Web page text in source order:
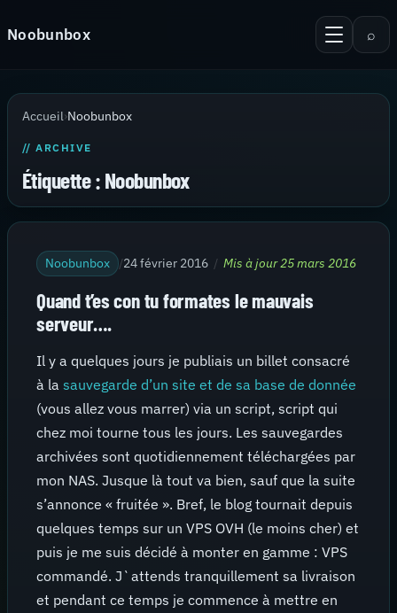
Noobunbox
Android
Serveur
Thèmes pour PuTTy
Contact
Recherche
⌕
Accueil›Noobunbox
// ARCHIVE
Étiquette :Noobunbox
Noobunbox /24 février 2016 / Mis à jour 25 mars 2016
Quand t’es con tu formates le mauvais
serveur….
Il y a quelques jours je publiais un billet consacré
à la sauvegarde d’un site et de sa base de donnée
(vous allez vous marrer) via un script, script qui
chez moi tourne tous les jours. Les sauvegardes
archivées sont quotidiennement téléchargées par
mon NAS. Jusque là tout va bien, sauf que la suite
s’annonce « fruitée ». Bref, le blog tournait depuis
quelques temps sur un VPS OVH (le moins cher) et
puis je me suis décidé à monter en gamme : VPS
commandé. J`attends tranquillement sa livraison
et pendant ce temps je commence à mettre en